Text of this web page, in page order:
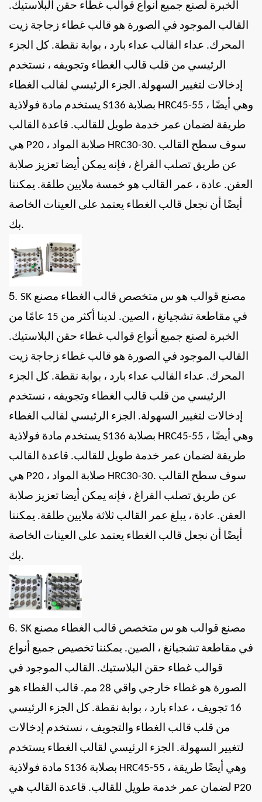
الخبرة لصنع جميع أنواع قوالب غطاء حقن البلاستيك.
القالب الموجود في الصورة هو قالب غطاء زجاجة زيت
المحرك. عداء القالب عداء بارد ، بوابة نقطة. كل الجزء
الرئيسي من قلب قالب الغطاء وتجويفه ، نستخدم
إدخالات لتغيير السهولة. الجزء الرئيسي لقالب الغطاء
يستخدم مادة فولاذية S136 بصلابة HRC45-55 ، وهي أيضًا
طريقة لضمان عمر خدمة طويل للقالب. قاعدة القالب
هي P20 ، صلابة المواد HRC30-30. سوف سطح القالب
عن طريق تصلب الفراغ ، فإنه يمكن أيضا تعزيز صلابة
العفن. عادة ، عمر القالب هو خمسة ملايين طلقة. يمكننا
أيضًا أن نجعل قالب الغطاء يعتمد على العينات الخاصة
بك.
5. SK مصنع قوالب هو س متخصص قالب الغطاء مصنع
في مقاطعة تشجيانغ ، الصين.
لدينا أكثر من 15 عامًا من
الخبرة لصنع جميع أنواع قوالب غطاء حقن البلاستيك.
القالب الموجود في الصورة هو قالب غطاء زجاجة زيت
المحرك. عداء القالب عداء بارد ، بوابة نقطة. كل الجزء
الرئيسي من قلب قالب الغطاء وتجويفه ، نستخدم
إدخالات لتغيير السهولة. الجزء الرئيسي لقالب الغطاء
يستخدم مادة فولاذية S136 بصلابة HRC45-55 ، وهي أيضًا
طريقة لضمان عمر خدمة طويل للقالب. قاعدة القالب
هي P20 ، صلابة المواد HRC30-30. سوف سطح القالب
عن طريق تصلب الفراغ ، فإنه يمكن أيضا تعزيز صلابة
العفن. عادة ، يبلغ عمر القالب ثلاثة ملايين طلقة. يمكننا
أيضًا أن نجعل قالب الغطاء يعتمد على العينات الخاصة
بك.
6. SK مصنع قوالب هو س متخصص قالب الغطاء مصنع
في مقاطعة تشجيانغ ، الصين. يمكننا تخصيص جميع أنواع
قوالب غطاء حقن البلاستيك. القالب الموجود في
الصورة هو غطاء خارجي واقي 28 مم. قالب الغطاء هو
16 تجويف ، عداء بارد ، بوابة نقطة. كل الجزء الرئيسي
من قلب قالب الغطاء والتجويف ، نستخدم إدخالات
لتغيير السهولة. الجزء الرئيسي لقالب الغطاء يستخدم
مادة فولاذية S136 بصلابة HRC45-55 ، وهي أيضًا طريقة
لضمان عمر خدمة طويل للقالب. قاعدة القالب هي P20